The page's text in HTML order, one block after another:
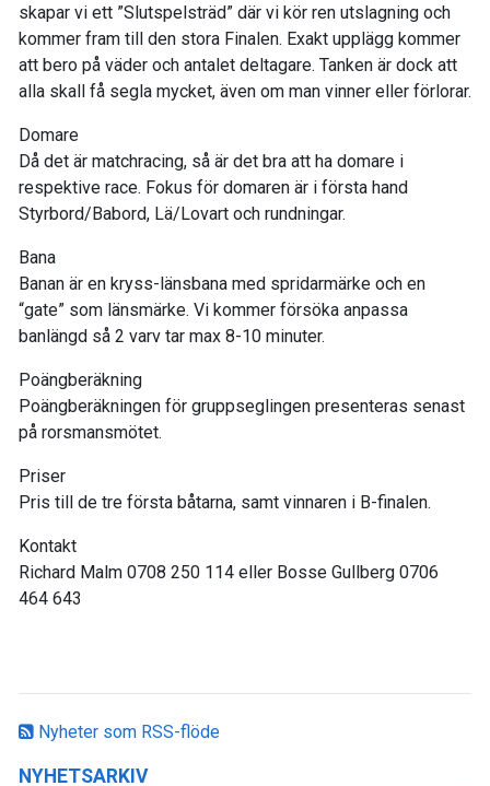
Nyheter som RSS-flöde
NYHETSARKIV
skapar vi ett ”Slutspelsträd” där vi kör ren utslagning och
kommer fram till den stora Finalen. Exakt upplägg kommer
att bero på väder och antalet deltagare. Tanken är dock att
alla skall få segla mycket, även om man vinner eller förlorar.
Domare
Då det är matchracing, så är det bra att ha domare i
respektive race. Fokus för domaren är i första hand
Styrbord/Babord, Lä/Lovart och rundningar.
Bana
Banan är en kryss-länsbana med spridarmärke och en
“gate” som länsmärke. Vi kommer försöka anpassa
banlängd så 2 varv tar max 8-10 minuter.
Poängberäkning
Poängberäkningen för gruppseglingen presenteras senast
på rorsmansmötet.
Priser
Pris till de tre första båtarna, samt vinnaren i B-finalen.
Kontakt
Richard Malm 0708 250 114 eller Bosse Gullberg 0706
464 643